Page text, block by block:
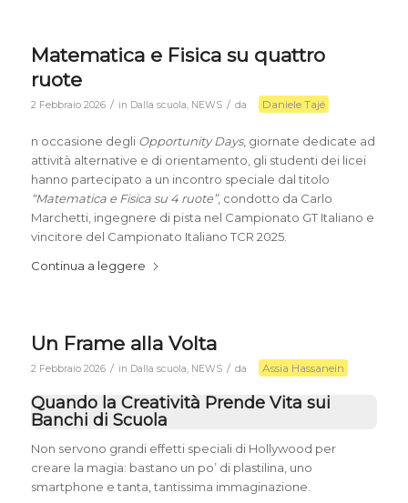
Matematica e Fisica su quattro
ruote
2 Febbraio 2026 / in Dalla scuola, NEWS / da Daniele Tajé
n occasione degli Opportunity Days, giornate dedicate ad
attività alternative e di orientamento, gli studenti dei licei
hanno partecipato a un incontro speciale dal titolo
“Matematica e Fisica su 4 ruote”, condotto da Carlo
Marchetti, ingegnere di pista nel Campionato GT Italiano e
vincitore del Campionato Italiano TCR 2025.
Continua a leggere
Un Frame alla Volta
2 Febbraio 2026 / in Dalla scuola, NEWS / da Assia Hassanein
Quando la Creatività Prende Vita sui
Banchi di Scuola
Non servono grandi effetti speciali di Hollywood per
creare la magia: bastano un po’ di plastilina, uno
smartphone e tanta, tantissima immaginazione.